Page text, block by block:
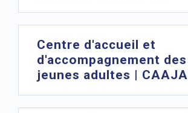
Centre d'accueil et
d'accompagnement des
jeunes adultes | CAAJA